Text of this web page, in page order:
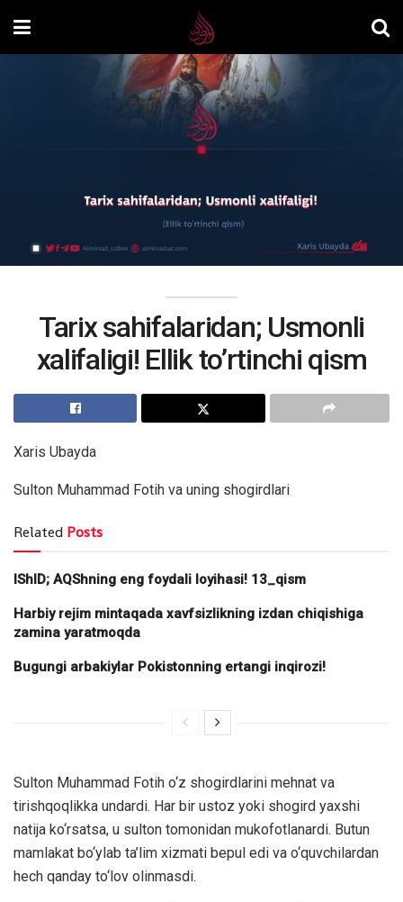
Tarix sahifalaridan; Usmonli
xalifaligi! Ellik to’rtinchi qism
Xaris Ubayda
Sulton Muhammad Fotih va uning shogirdlari
Related Posts
IShID; AQShning eng foydali loyihasi! 13_qism
Harbiy rejim mintaqada xavfsizlikning izdan chiqishiga
zamina yaratmoqda
Bugungi arbakiylar Pokistonning ertangi inqirozi!
Sulton Muhammad Fotih o‘z shogirdlarini mehnat va
tirishqoqlikka undardi. Har bir ustoz yoki shogird yaxshi
natija ko‘rsatsa, u sulton tomonidan mukofotlanardi. Butun
mamlakat bo‘ylab ta’lim xizmati bepul edi va o‘quvchilardan
hech qanday to‘lov olinmasdi.